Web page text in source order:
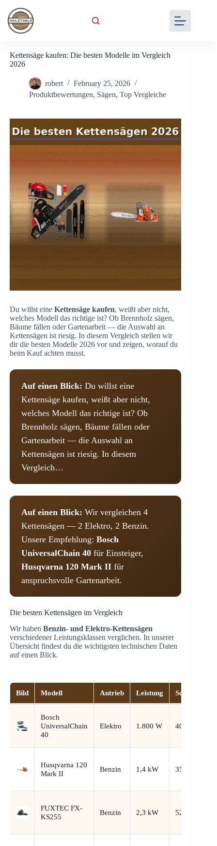
content
Kettensäge kaufen: Die besten Modelle im Vergleich
2026
robert
February 25, 2026
Produktbewertungen, Sägen, Top Vergleiche
Du willst eine Kettensäge kaufen, weißt aber nicht,
welches Modell das richtige ist? Ob Brennholz sägen,
Bäume fällen oder Gartenarbeit — die Auswahl an
Kettensägen ist riesig. In diesem Vergleich stellen wir
dir die besten Modelle 2026 vor und zeigen, worauf du
beim Kauf achten musst.
Auf einen Blick: Du willst eine
Kettensäge kaufen, weißt aber nicht,
welches Modell das richtige ist? Ob
Brennholz sägen, Bäume fällen oder
Gartenarbeit — die Auswahl an
Kettensägen ist riesig. In diesem
Vergleich…
Auf einen Blick: Wir vergleichen 4
Kettensägen — 2 Elektro, 2 Benzin.
Unsere Empfehlung: Bosch
UniversalChain 40 für Einsteiger,
Husqvarna 120 Mark II für
anspruchsvolle Gartenarbeit.
Die besten Kettensägen im Vergleich
Wir haben Benzin- und Elektro-Kettensägen
verschiedener Leistungsklassen verglichen. In unserer
Übersicht findest du die wichtigsten technischen Daten
auf einen Blick.
Bild Modell Antrieb Leistung
Bosch
UniversalChain
40
Elektro 1.800 W 40 cm
Husqvarna 120
Mark II
Benzin 1,4 kW 35 cm (14″)
FUXTEC FX-
KS255
Benzin 2,3 kW 52 cm (18″)